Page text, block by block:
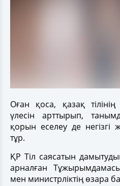
Оған қоса, қазақ тілінің
үлесін арттырып,
қорын еселеу де негізгі
тұр.
ҚР Тіл саясатын
арналған
мен министрліктің өзара